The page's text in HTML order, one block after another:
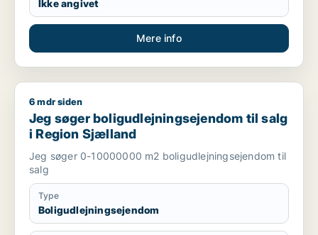
Ikke angivet
Mere info
Jeg søger boligudlejningsejendom til salg i Region Sjælland
6 mdr siden
Jeg søger boligudlejningsejendom til salg
i Region Sjælland
Jeg søger 0-10000000 m2 boligudlejningsejendom til
salg
Type
Boligudlejningsejendom